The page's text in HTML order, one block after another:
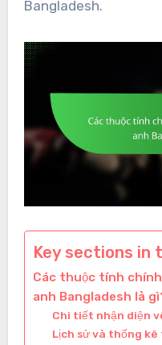
Bangladesh.
Key sections in
Các thuộc tính
anh Bangladesh là
Chi tiết nhận diện
Lịch sử và thống kê